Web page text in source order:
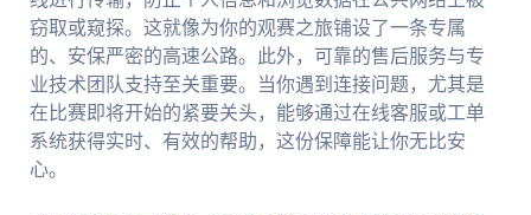
窃取或窥探。这就像为你的观赛之旅铺设了一条专属
的、安保严密的高速公路。此外，可靠的售后服务与专
业技术团队支持至关重要。当你遇到连接问题，尤其是
在比赛即将开始的紧要关头，能够通过在线客服或工单
系统获得实时、有效的帮助，这份保障能让你无比安
心。